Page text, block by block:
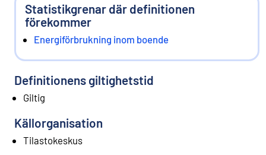
Statistikgrenar där definitionen
förekommer
Energiförbrukning inom boende
Definitionens giltighetstid
Giltig
Källorganisation
Tilastokeskus